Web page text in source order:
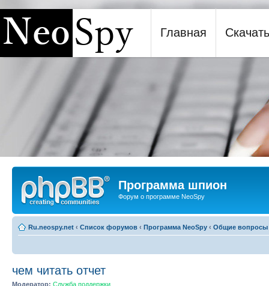
Программа шпион NeoSpy
Главная Скачать
Программа шпион
Форум о программе NeoSpy
Ru.neospy.net ‹ Список форумов ‹ Программа NeoSpy ‹ Общие вопросы
чем читать отчет
Модератор: Служба поддержки